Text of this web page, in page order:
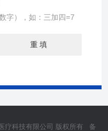
字），如：三加四=7
疗科技有限公司 版权所有 备